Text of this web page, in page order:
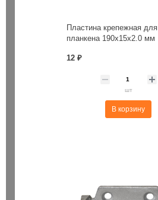
Пластина крепежная для
планкена 190х15х2.0 мм
12 ₽
шт
В корзину